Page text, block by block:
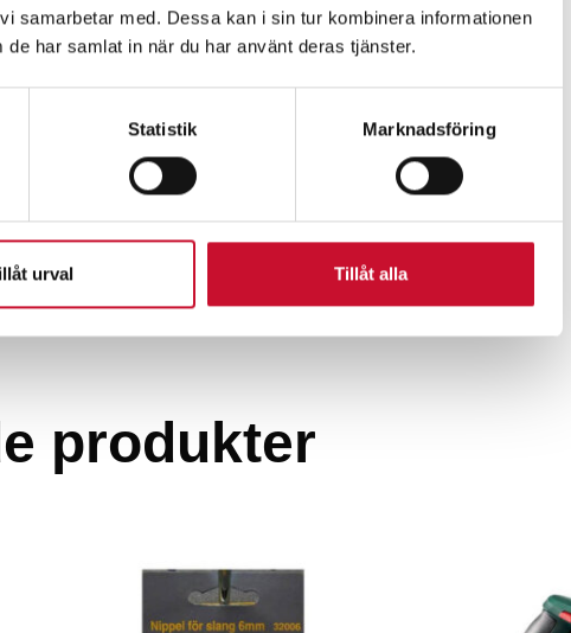
samarbetar med. Dessa kan i sin tur kombinera informationen
har samlat in när du har använt deras tjänster.
Statistik Marknadsföring
urval Tillåt alla
produkter